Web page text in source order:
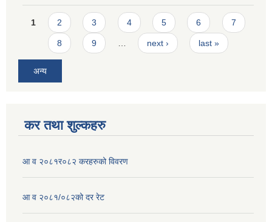
Pages
1 2 3 4 5 6 7
8 9 next › last »
अन्य
कर तथा शुल्कहरु
आ व २०८१र०८२ करहरुको विवरण
आ व २०८१/०८२को दर रेट